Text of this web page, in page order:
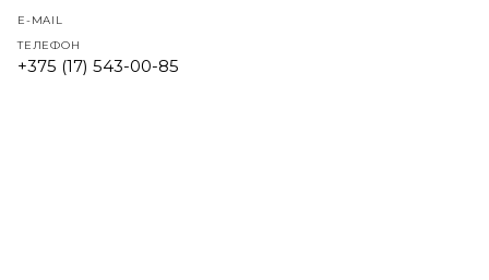
E-MAIL
ТЕЛЕФОН
+375 (17) 543-00-85